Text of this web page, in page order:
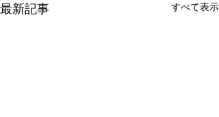
最新記事 すべて表示